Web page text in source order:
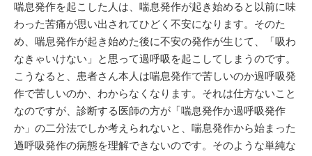
喘息発作を起こした人は、喘息発作が起き始めると以前に味
わった苦痛が思い出されてひどく不安になります。そのた
め、喘息発作が起き始めた後に不安の発作が生じて、「吸わ
なきゃいけない」と思って過呼吸を起こしてしまうのです。
こうなると、患者さん本人は喘息発作で苦しいのか過呼吸発
作で苦しいのか、わからなくなります。それは仕方ないこと
なのですが、診断する医師の方が「喘息発作か過呼吸発作
か」の二分法でしか考えられないと、喘息発作から始まった
過呼吸発作の病態を理解できないのです。そのような単純な